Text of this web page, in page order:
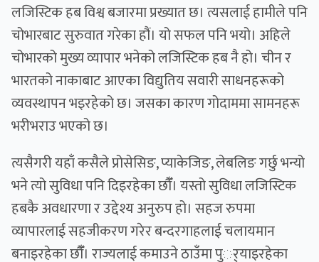
लजिस्टिक हब विश्व बजारमा प्रख्यात छ। त्यसलाई हामीले पनि
चोभारबाट सुरुवात गरेका हौं। यो सफल पनि भयो। अहिले
चोभारको मुख्य व्यापार भनेको लजिस्टिक हब नै हो। चीन र
भारतको नाकाबाट आएका विद्युतिय सवारी साधनहरूको
व्यवस्थापन भइरहेको छ। जसका कारण गोदाममा सामनहरू
भरीभराउ भएको छ।
त्यसैगरी यहाँ कसैले प्रोसेसिङ, प्याकेजिङ, लेबलिङ गर्छु भन्यो
भने त्यो सुविधा पनि दिइरहेका छौँँ। यस्तो सुविधा लजिस्टिक
हबकै अवधारणा र उद्देश्य अनुरुप हो। सहज रुपमा
व्यापारलाई सहजीकरण गरेर बन्दरगाहलाई चलायमान
बनाइरहेका छौँँ। राज्यलाई कमाउने ठाउँमा पुर््याइरहेका